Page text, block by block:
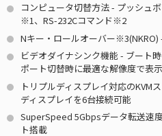
コンピュータ切替方法 - プッシュ
※1、RS-232Cコマンド ※2
Nキー・ロールオーバー※3
ビデオダイナシンク機能 - ブート
ポート切替時に最適な解像度で表示
トリプルディスプレイ対応のKVM
ディスプレイを6台接続可能
SuperSpeed 5Gbpsデータ転送速
ト搭載